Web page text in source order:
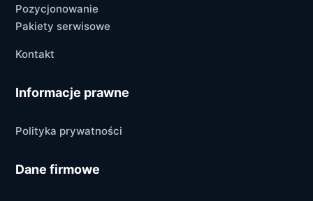
Pozycjonowanie
Pakiety serwisowe
Kontakt
Informacje prawne
Polityka prywatności
Dane firmowe